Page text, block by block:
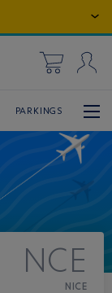
PARKINGS
NCE
NICE